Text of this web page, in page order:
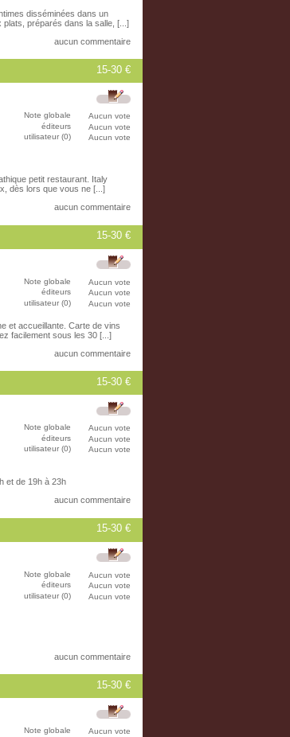
disséminées dans un
préparés dans la salle, [...]
aucun commentaire
15-30 €
Note globale
Aucun vote
éditeurs
Aucun vote
utilisateur (0)
Aucun vote
petit restaurant. Italy
dès lors que vous ne [...]
aucun commentaire
15-30 €
Note globale
Aucun vote
éditeurs
Aucun vote
utilisateur (0)
Aucun vote
et accueillante. Carte de vins
facilement sous les 30 [...]
aucun commentaire
15-30 €
Note globale
Aucun vote
éditeurs
Aucun vote
utilisateur (0)
Aucun vote
et de 19h à 23h
aucun commentaire
15-30 €
Note globale
Aucun vote
éditeurs
Aucun vote
utilisateur (0)
Aucun vote
aucun commentaire
15-30 €
Note globale Aucun vote